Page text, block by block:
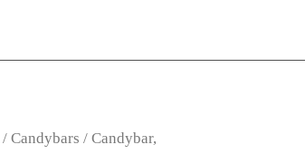
/Candybars / Candybar,